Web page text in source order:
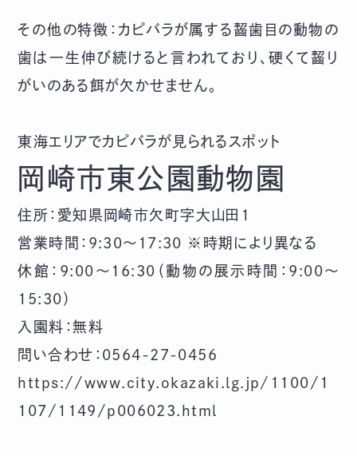
その他の特徴：カピバラが属する齧歯目の動物の
歯は一生伸び続けると言われており、硬くて齧り
がいのある餌が欠かせません。
東海エリアでカピバラが見られるスポット
岡崎市東公園動物園
住所：愛知県岡崎市欠町字大山田1
営業時間：9:30～17:30 ※時期により異なる
休館：9:00～16:30（動物の展示時間：9:00～
15:30）
入園料：無料
問い合わせ：0564-27-0456
https://www.city.okazaki.lg.jp/1100/1
107/1149/p006023.html